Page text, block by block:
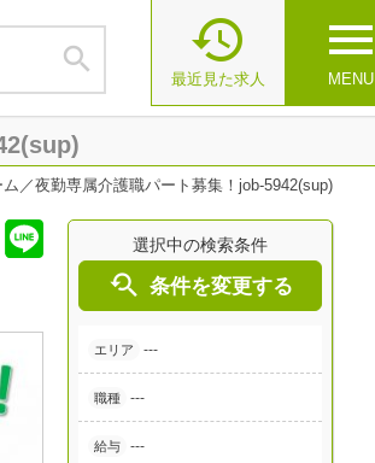
 menu
MENU

最近見た求人
／夜勤専属介護職パート募集！job-5942(sup)
選択中の検索条件
 条件を変更する
エリア ---
職種 ---
給与 ---